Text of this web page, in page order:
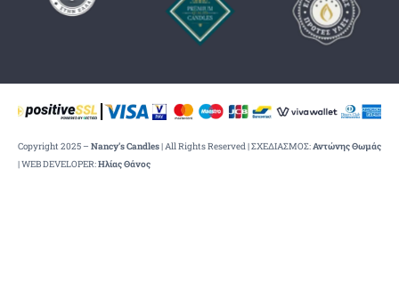
Copyright 2025 – Nancy’s Candles| All Rights Reserved | ΣΧΕΔΙΑΣΜΟΣ:Αντώνης Θωμάς
| WEB DEVELOPER:Ηλίας Θάνος